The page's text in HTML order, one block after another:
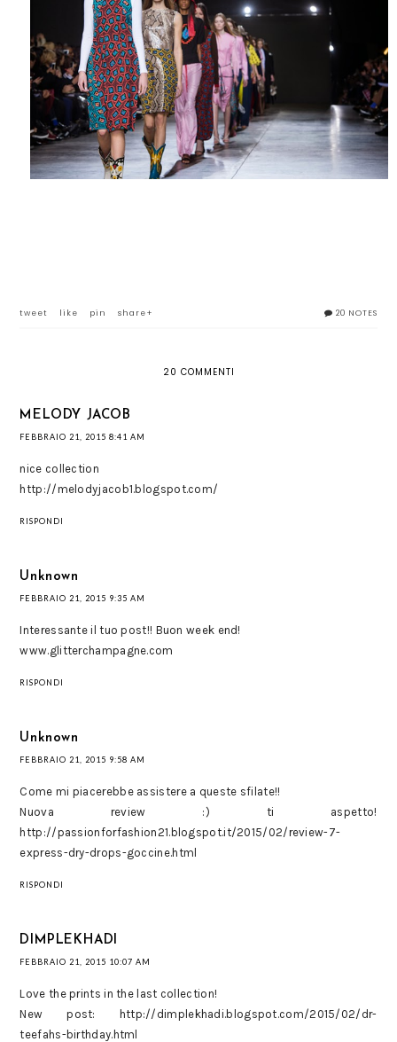
20 NOTES
tweet like pin share+
20 COMMENTI
MELODY JACOB
FEBBRAIO 21, 2015 8:41 AM
nice collection
http://melodyjacob1.blogspot.com/
RISPONDI
Unknown
FEBBRAIO 21, 2015 9:35 AM
Interessante il tuo post!! Buon week end!
www.glitterchampagne.com
RISPONDI
Unknown
FEBBRAIO 21, 2015 9:58 AM
Come mi piacerebbe assistere a queste sfilate!!
Nuova review :) ti aspetto!
http://passionforfashion21.blogspot.it/2015/02/review-7-
express-dry-drops-goccine.html
RISPONDI
DIMPLEKHADI
FEBBRAIO 21, 2015 10:07 AM
Love the prints in the last collection!
New post: http://dimplekhadi.blogspot.com/2015/02/dr-
teefahs-birthday.html